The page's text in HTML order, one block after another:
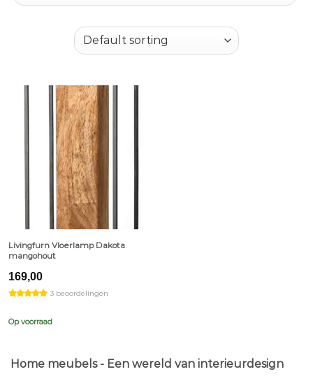
Livingfurn Vloerlamp Dakota
mangohout
169,00
3 beoordelingen
Op voorraad
Home meubels - Een wereld van interieurdesign